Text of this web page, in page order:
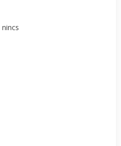
nincs